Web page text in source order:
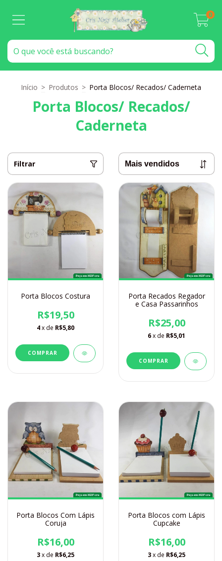
0
Início > Produtos > Porta Blocos/ Recados/ Caderneta
Porta Blocos/ Recados/
Caderneta
Filtrar
Porta Blocos Costura
R$19,50
4x de R$5,80
Porta Recados Regador
e Casa Passarinhos
R$25,00
6x de R$5,01
Porta Blocos Com Lápis
Coruja
R$16,00
3x de R$6,25
Porta Blocos com Lápis
Cupcake
R$16,00
3x de R$6,25